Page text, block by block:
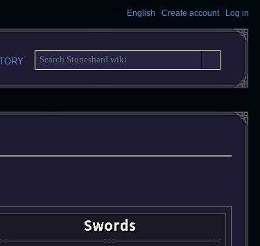
English Create account Log in
S
E
A
C